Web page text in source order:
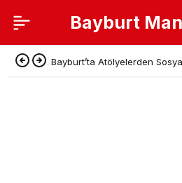
Bayburt
Bayburt’ta Atölyelerden